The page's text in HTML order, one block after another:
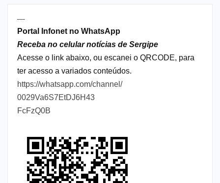
----
Portal Infonet no WhatsApp
Receba no celular notícias de Sergipe
Acesse o link abaixo, ou escanei o QRCODE, para
ter acesso a variados conteúdos.
https://whatsapp.com/channel/
0029Va6S7EtDJ6H43
FcFzQ0B